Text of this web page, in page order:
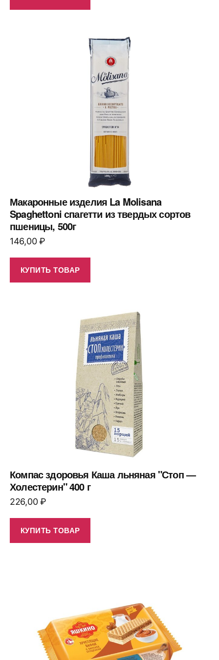
Макаронные изделия La Molisana
Spaghettoni спагетти из твердых сортов
пшеницы, 500г
146,00₽
КУПИТЬ ТОВАР
Компас здоровья Каша льняная "Стоп —
Холестерин" 400 г
226,00₽
КУПИТЬ ТОВАР